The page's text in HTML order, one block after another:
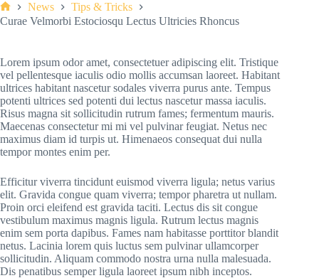
News
Tips & Tricks
Curae Velmorbi Estociosqu Lectus Ultricies Rhoncus
Lorem ipsum odor amet, consectetuer adipiscing elit. Tristique
vel pellentesque iaculis odio mollis accumsan laoreet. Habitant
ultrices habitant nascetur sodales viverra purus ante. Tempus
potenti ultrices sed potenti dui lectus nascetur massa iaculis.
Risus magna sit sollicitudin rutrum fames; fermentum mauris.
Maecenas consectetur mi mi vel pulvinar feugiat. Netus nec
maximus diam id turpis ut. Himenaeos consequat dui nulla
tempor montes enim per.
Efficitur viverra tincidunt euismod viverra ligula; netus varius
elit. Gravida congue quam viverra; tempor pharetra ut nullam.
Proin orci eleifend est gravida taciti. Lectus dis sit congue
vestibulum maximus magnis ligula. Rutrum lectus magnis
enim sem porta dapibus. Fames nam habitasse porttitor blandit
netus. Lacinia lorem quis luctus sem pulvinar ullamcorper
sollicitudin. Aliquam commodo nostra urna nulla malesuada.
Dis penatibus semper ligula laoreet ipsum nibh inceptos.